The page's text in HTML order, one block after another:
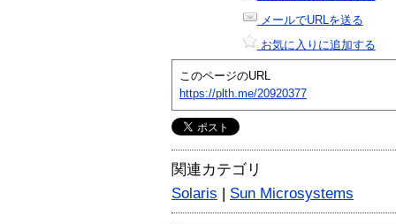
メールでURLを送る
お気に入りに追加する
このページのURL
https://plth.me/20920377
関連カテゴリ
Solaris | Sun Microsystems